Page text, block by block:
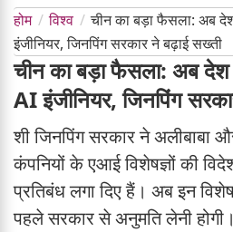
होम विश्व
चीन का बड़ा फैसला: अब
इंजीनियर, जिनपिंग सरकार ने बढ़ाई सख्ती
चीन का बड़ा फैसला: अब देश
AI इंजीनियर, जिनपिंग
शी जिनपिंग सरकार ने अलीबाबा
कंपनियों के एआई विशेषज्ञों की
प्रतिबंध लगा दिए हैं। अब इन
पहले सरकार से अनुमति लेनी होगी।